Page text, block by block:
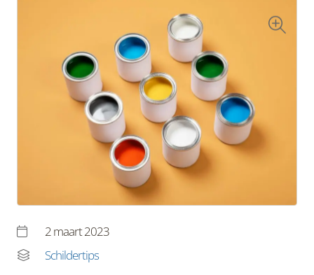
2 maart 2023
Schildertips